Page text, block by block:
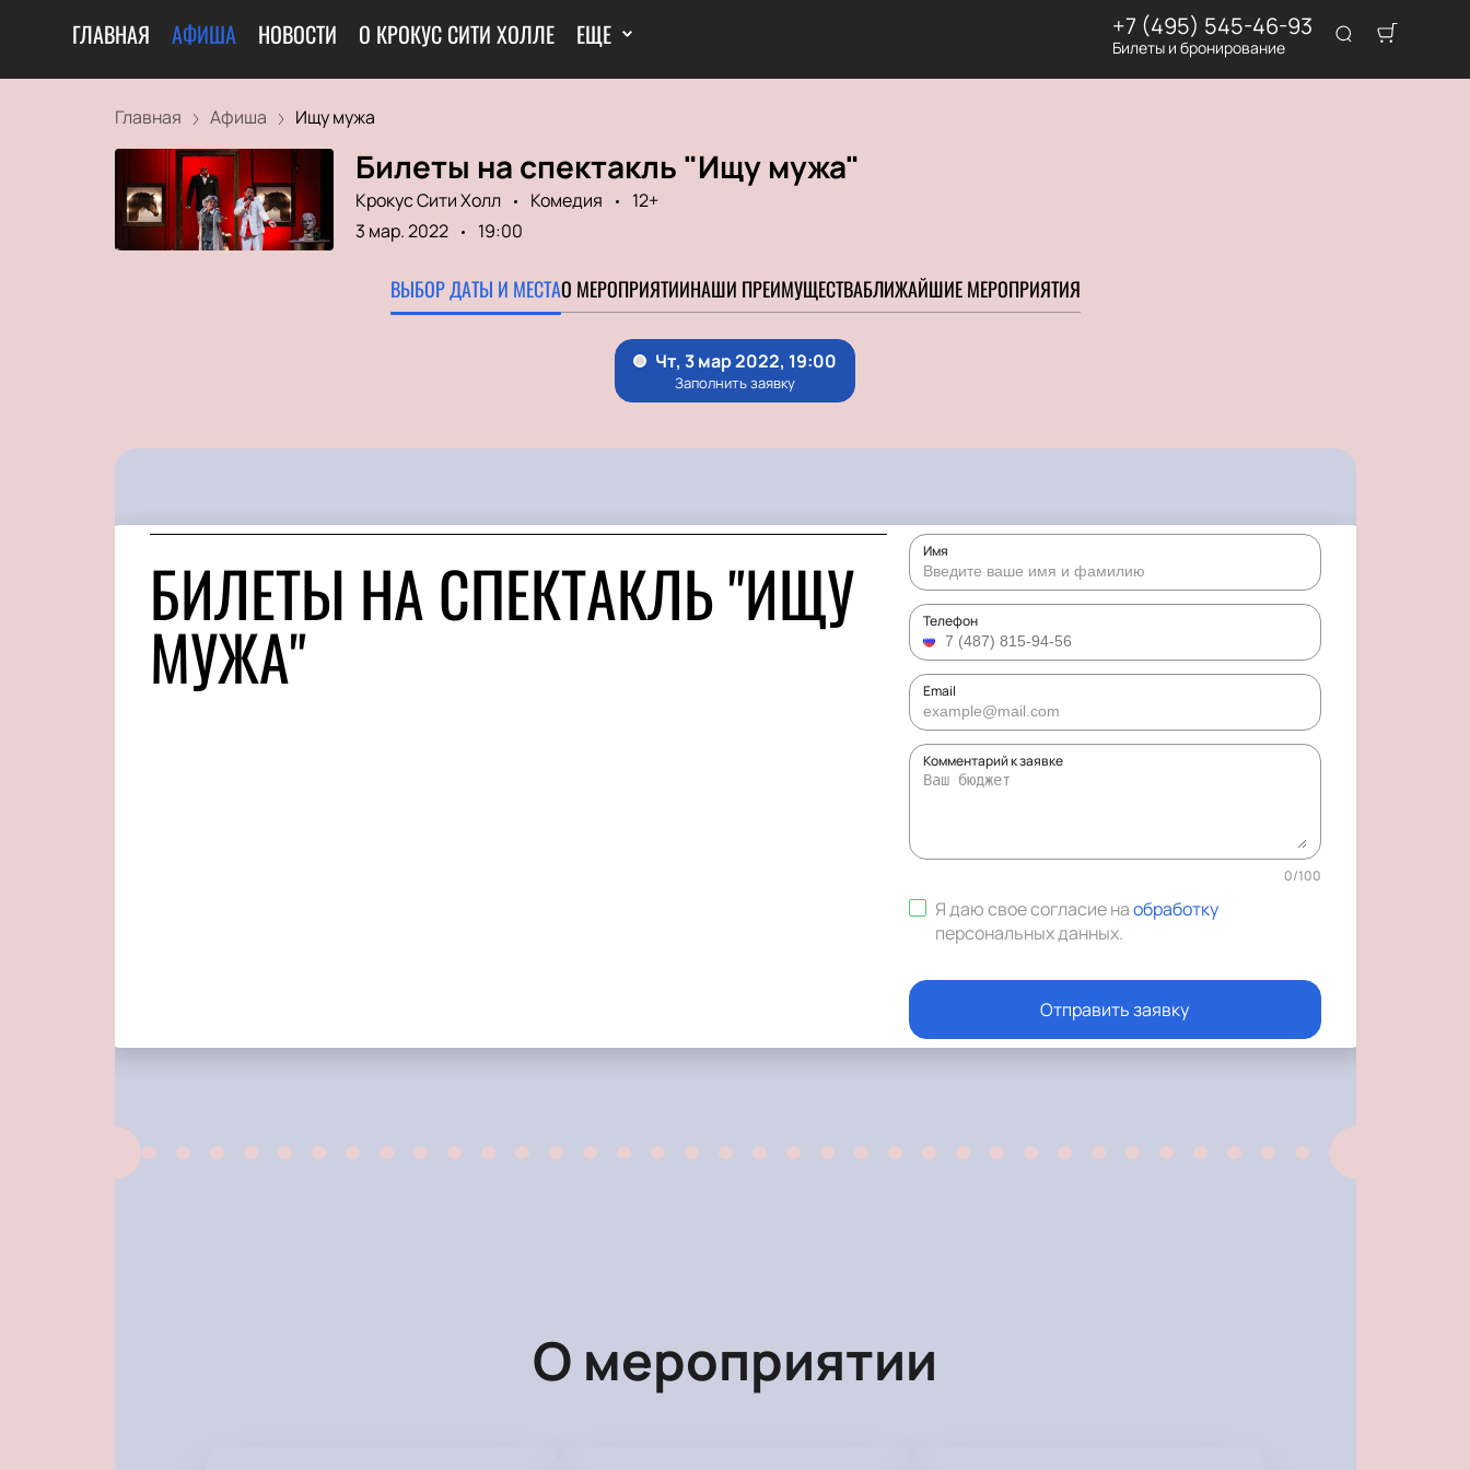
ГЛАВНАЯ АФИША НОВОСТИ О КРОКУС СИТИ ХОЛЛЕ ЕЩЕ +7 (495) 545-46-93
Билеты и бронирование
Главная Афиша Ищу мужа
Билеты на спектакль "Ищу мужа"
Крокус Сити Холл Комедия
12+
3 мар. 2022
19:00
ВЫБОР ДАТЫ И МЕСТАО МЕРОПРИЯТИИНАШИ ПРЕИМУЩЕСТВАБЛИЖАЙШИЕ МЕРОПРИЯТИЯ
БИЛЕТЫ НА СПЕКТАКЛЬ "ИЩУ
МУЖА"
Имя
Телефон
Email
Комментарий к заявке
0/100
Я даю свое согласие наобработку
персональных данных.
Отправить заявку
О мероприятии